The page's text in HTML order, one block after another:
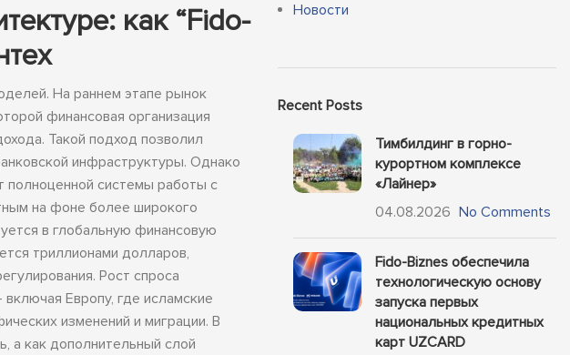
как “Fido-
На раннем этапе рынок
финансовая организация
Такой подход позволил
инфраструктуры. Однако
полноценной системы работы с
на фоне более широкого
в глобальную финансовую
триллионами долларов,
Рост спроса
Европу, где исламские
изменений и миграции. В
а как дополнительный слой
Новости
Recent Posts
Тимбилдинг в горно-
курортном комплексе
«Лайнер»
04.08.2026 No Comments
Fido-Biznes обеспечила
технологическую основу
запуска первых
национальных кредитных
карт UZCARD